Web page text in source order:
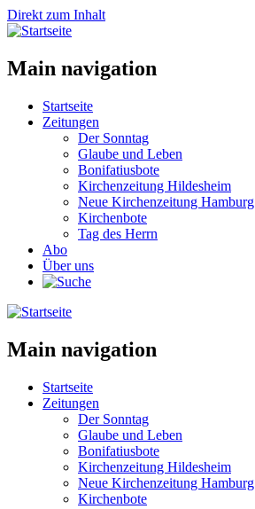
Direkt zum Inhalt
Main navigation
Startseite
Zeitungen
Der Sonntag
Glaube und Leben
Bonifatiusbote
Kirchenzeitung Hildesheim
Neue Kirchenzeitung Hamburg
Kirchenbote
Tag des Herrn
Abo
Über uns
Main navigation
Startseite
Zeitungen
Der Sonntag
Glaube und Leben
Bonifatiusbote
Kirchenzeitung Hildesheim
Neue Kirchenzeitung Hamburg
Kirchenbote